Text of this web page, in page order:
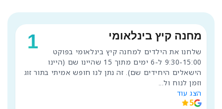
1 מחנה קיץ בינלאומי
9:30-15:00 ל-6 ימים מתוך 15 שהיינו שם (היינו
וזמן לנוח ול...
הצג עוד
5